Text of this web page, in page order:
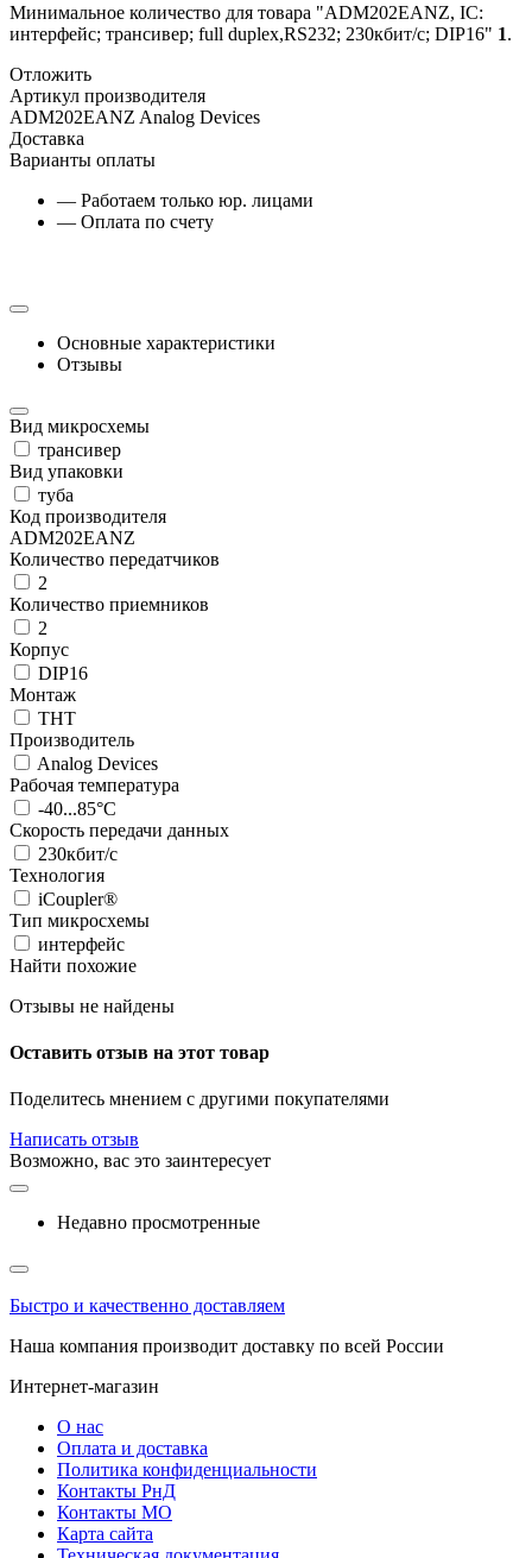
Минимальное количество для товара "ADM202EANZ, IC:
интерфейс; трансивер; full duplex,RS232; 230кбит/с; DIP16" 1.
Отложить
Артикул производителя
ADM202EANZ Analog Devices
Доставка
Варианты оплаты
— Работаем только юр. лицами
— Оплата по счету
Основные характеристики
Отзывы
Вид микросхемы
трансивер
Вид упаковки
туба
Код производителя
ADM202EANZ
Количество передатчиков
2
Количество приемников
2
Корпус
DIP16
Монтаж
THT
Производитель
Analog Devices
Рабочая температура
-40...85°C
Скорость передачи данных
230кбит/с
Технология
iCoupler®
Тип микросхемы
интерфейс
Найти похожие
Отзывы не найдены
Оставить отзыв на этот товар
Поделитесь мнением с другими покупателями
Написать отзыв
Возможно, вас это заинтересует
Недавно просмотренные
Быстро и качественно доставляем
Наша компания производит доставку по всей России
Интернет-магазин
О нас
Оплата и доставка
Политика конфиденциальности
Контакты РнД
Контакты МО
Карта сайта